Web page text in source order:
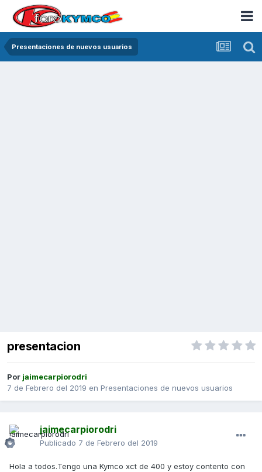
Presentaciones de nuevos usuarios
presentacion
Por jaimecarpiorodri
7 de Febrero del 2019 en Presentaciones de nuevos usuarios
jaimecarpiorodri
Publicado 7 de Febrero del 2019
Hola a todos.Tengo una Kymco xct de 400 y estoy contento con